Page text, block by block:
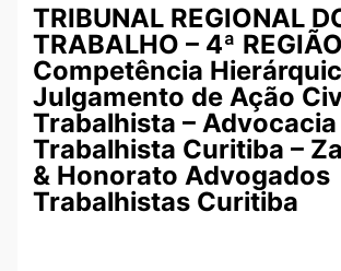
TRIBUNAL REGIONAL
TRABALHO – 4ª REGIÃO
Competência
Julgamento de Ação
Trabalhista – Advocacia
Trabalhista Curitiba –
& Honorato Advogados
Trabalhistas Curitiba